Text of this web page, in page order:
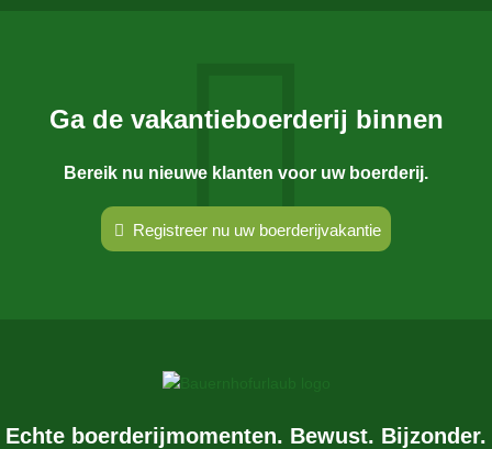
Ga de vakantieboerderij binnen
Bereik nu nieuwe klanten voor uw boerderij.
Registreer nu uw boerderijvakantie
Echte boerderijmomenten. Bewust. Bijzonder.